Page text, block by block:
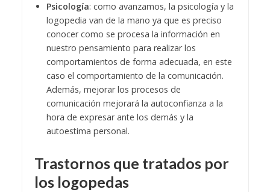
Psicología: como avanzamos, la psicología y la
logopedia van de la mano ya que es preciso
conocer como se procesa la información en
nuestro pensamiento para realizar los
comportamientos de forma adecuada, en este
caso el comportamiento de la comunicación.
Además, mejorar los procesos de
comunicación mejorará la autoconfianza a la
hora de expresar ante los demás y la
autoestima personal.
Trastornos que tratados por
los logopedas